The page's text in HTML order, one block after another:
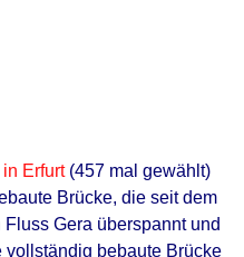
Erfurt(457 mal gewählt)
Brücke, die seit dem
Gera überspannt und
vollständig bebaute Brücke